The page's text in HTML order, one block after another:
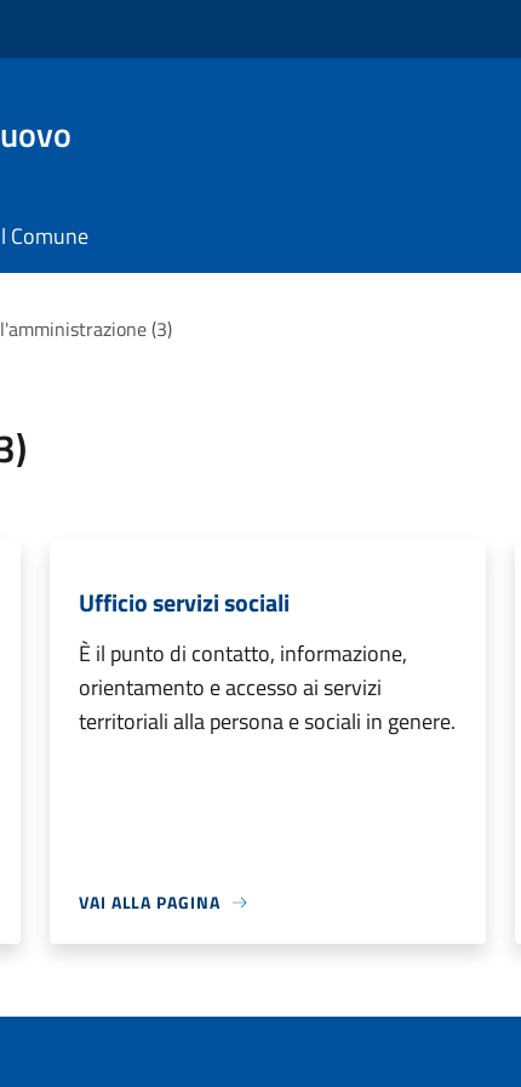
Comune
(3)
Ufficio servizi sociali
È il punto di contatto, informazione,
orientamento e accesso ai servizi
territoriali alla persona e sociali in genere.
VAI ALLA PAGINA